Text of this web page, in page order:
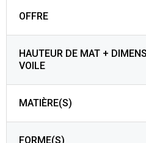
OFFRE
HAUTEUR DE MAT +
VOILE
MATIÈRE(S)
FORME(S)